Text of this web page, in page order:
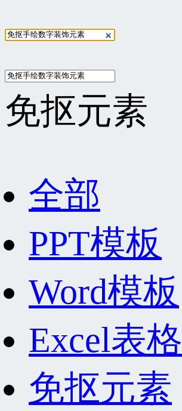
免抠元素
全部
PPT模板
Word模板
Excel表格
免抠元素